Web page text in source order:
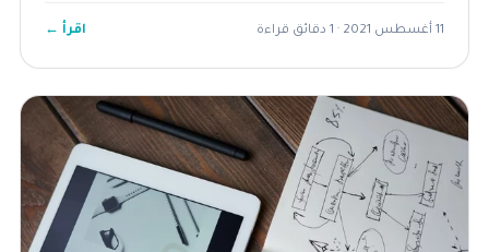
11 أغسطس 2021 · 1 دقائق قراءة اقرأ ←